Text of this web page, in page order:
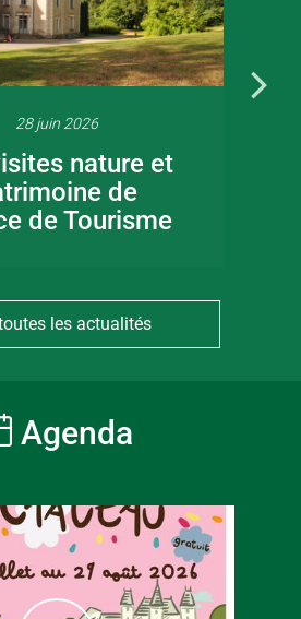
28 juin 2026
nature et
de
de Tourisme
les actualités
Agenda